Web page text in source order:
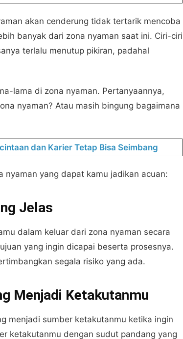
akan cenderung tidak tertarik mencoba
banyak dari zona nyaman saat ini. Ciri-ciri
terlalu menutup pikiran, padahal
lama di zona nyaman. Pertanyaannya,
nyaman? Atau masih bingung bagaimana
dan Karier Tetap Bisa Seimbang
nyaman yang dapat kamu jadikan acuan:
Jelas
dalam keluar dari zona nyaman secara
yang ingin dicapai beserta prosesnya.
segala risiko yang ada.
Menjadi Ketakutanmu
menjadi sumber ketakutanmu ketika ingin
ketakutanmu dengan sudut pandang yang